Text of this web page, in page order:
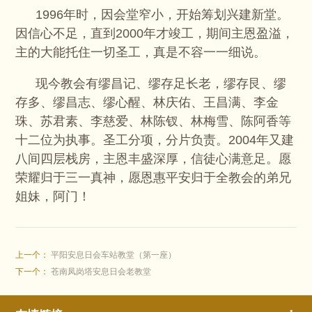
1996年时，因会堂窄小，开始筹划兴建新堂。
因信心不足，直到2000年才竣工，期间主恩盈溢，
主的大能托住一切圣工，真是不容一一细说。
现今教会有缪昌记、缪存足长老，缪存艮、缪
存多、缪昌志、缪心醒、林庆佑、王昌满、李金
珠、苏君素、李慈爱、林陈钗、林梅雪、陈阿香等
十二位为执事。圣工分项，分片负责。2004年又建
八间四层栈房，主恩丰盛深厚，信徒心满意足。愿
荣耀归于三一真神，愿恩惠平安归于全教会的弟兄
姐妹，阿门！
上一个：平阳安息日会车站教堂（第一座）
下一个：苍南凤岗塔安息日会老教堂